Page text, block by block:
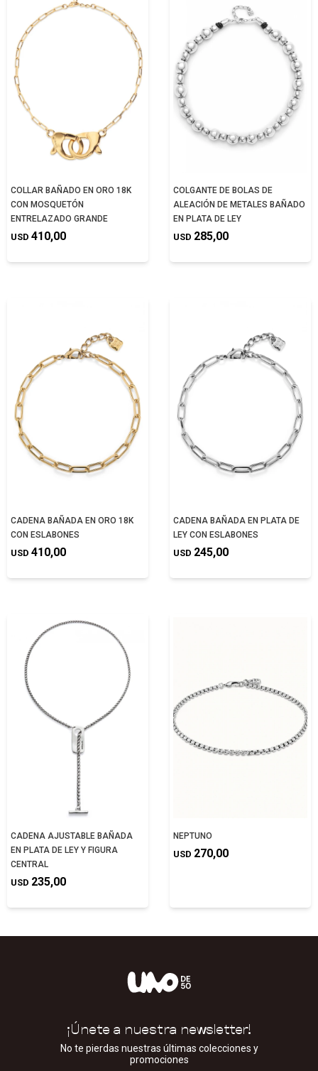
COLLAR BAÑADO EN ORO 18K
CON MOSQUETÓN
ENTRELAZADO GRANDE
USD 410,00
COLGANTE DE BOLAS DE
ALEACIÓN DE METALES BAÑADO
EN PLATA DE LEY
USD 285,00
CADENA BAÑADA EN ORO 18K
CON ESLABONES
USD 410,00
CADENA BAÑADA EN PLATA DE
LEY CON ESLABONES
USD 245,00
CADENA AJUSTABLE BAÑADA
EN PLATA DE LEY Y FIGURA
CENTRAL
USD 235,00
NEPTUNO
USD 270,00
¡Únete a nuestra newsletter!
No te pierdas nuestras últimas colecciones y
promociones